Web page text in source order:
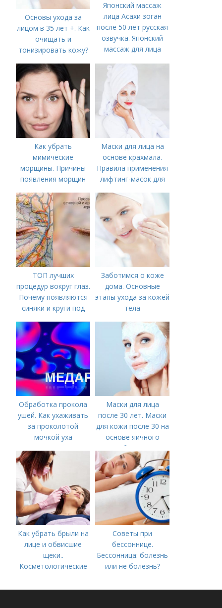
Основы ухода за
лицом в 35 лет +. Как
очищать и
тонизировать кожу?
Японский массаж
лица Асахи зоган
после 50 лет русская
озвучка. Японский
массаж для лица
Как убрать
мимические
морщины. Причины
появления морщин
Маски для лица на
основе крахмала.
Правила применения
лифтинг-масок для
ТОП лучших
процедур вокруг глаз.
Почему появляются
синяки и круги под
Заботимся о коже
дома. Основные
этапы ухода за кожей
тела
Обработка прокола
ушей. Как ухаживать
за проколотой
мочкой уха
Маски для лица
после 30 лет. Маски
для кожи после 30 на
основе яичного
белка
Как убрать брыли на
лице и обвисшие
щеки..
Косметологические
Советы при
бессоннице.
Бессонница: болезнь
или не болезнь?